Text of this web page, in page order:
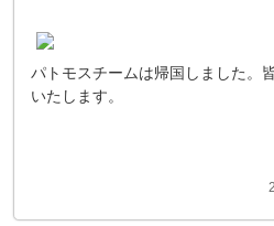
パトモスチームは帰国しました。
いたします。